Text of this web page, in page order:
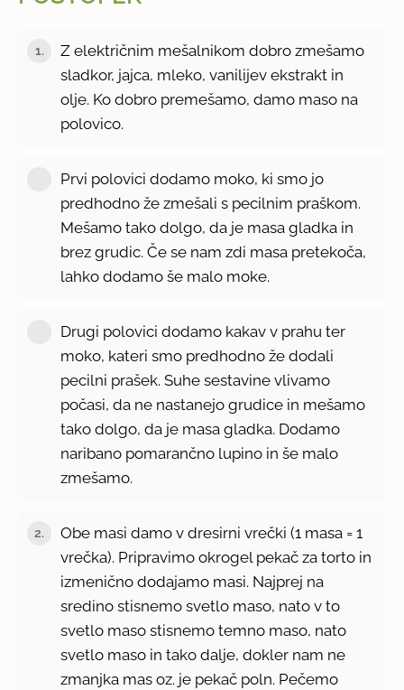
1.
Z električnim mešalnikom dobro zmešamo
sladkor, jajca, mleko, vanilijev ekstrakt in
olje. Ko dobro premešamo, damo maso na
polovico.
Prvi polovici dodamo moko, ki smo jo
predhodno že zmešali s pecilnim praškom.
Mešamo tako dolgo, da je masa gladka in
brez grudic. Če se nam zdi masa pretekoča,
lahko dodamo še malo moke.
Drugi polovici dodamo kakav v prahu ter
moko, kateri smo predhodno že dodali
pecilni prašek. Suhe sestavine vlivamo
počasi, da ne nastanejo grudice in mešamo
tako dolgo, da je masa gladka. Dodamo
naribano pomarančno lupino in še malo
zmešamo.
2.
Obe masi damo v dresirni vrečki (1 masa = 1
vrečka). Pripravimo okrogel pekač za torto in
izmenično dodajamo masi. Najprej na
sredino stisnemo svetlo maso, nato v to
svetlo maso stisnemo temno maso, nato
svetlo maso in tako dalje, dokler nam ne
zmanjka mas oz. je pekač poln. Pečemo